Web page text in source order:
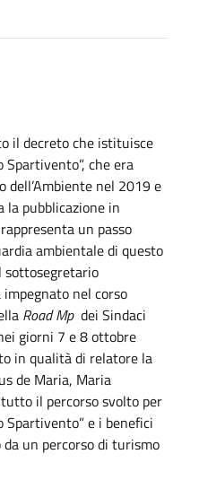
il decreto che istituisce
Spartivento”, che era
nel 2019 e
la pubblicazione in
un passo
ambientale di questo
impegnato nel corso
Road Mp dei Sindaci
giorni 7 e 8 ottobre
in qualità di relatore la
de Maria, Maria
il percorso svolto per
Spartivento” e i benefici
un percorso di turismo